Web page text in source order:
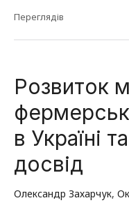
Переглядів
Розвиток
в Україні
досвід
Олександр Захарчук,